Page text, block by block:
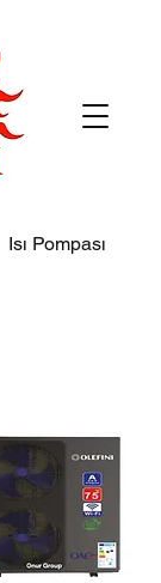
Isı Pompası